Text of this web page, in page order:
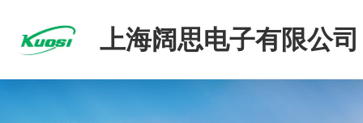
上海阔思电子有限公司